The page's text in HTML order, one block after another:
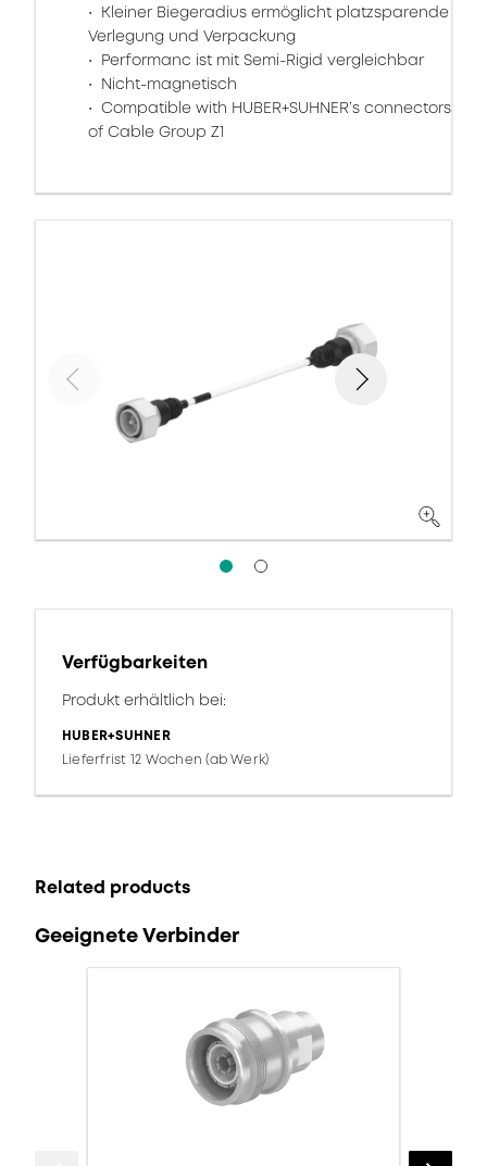
Kleiner Biegeradius ermöglicht platzsparende
Verlegung und Verpackung
Performanc ist mit Semi-Rigid vergleichbar
Nicht-magnetisch
Compatible with HUBER+SUHNER’s connectors
of Cable Group Z1
Verfügbarkeiten
Produkt erhältlich bei:
HUBER+SUHNER
Lieferfrist 12 Wochen (ab Werk)
Related products
Geeignete Verbinder